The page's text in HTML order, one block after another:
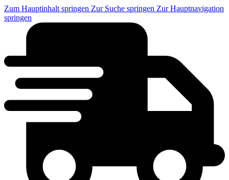
Zum Hauptinhalt springen Zur Suche springen Zur Hauptnavigation
springen